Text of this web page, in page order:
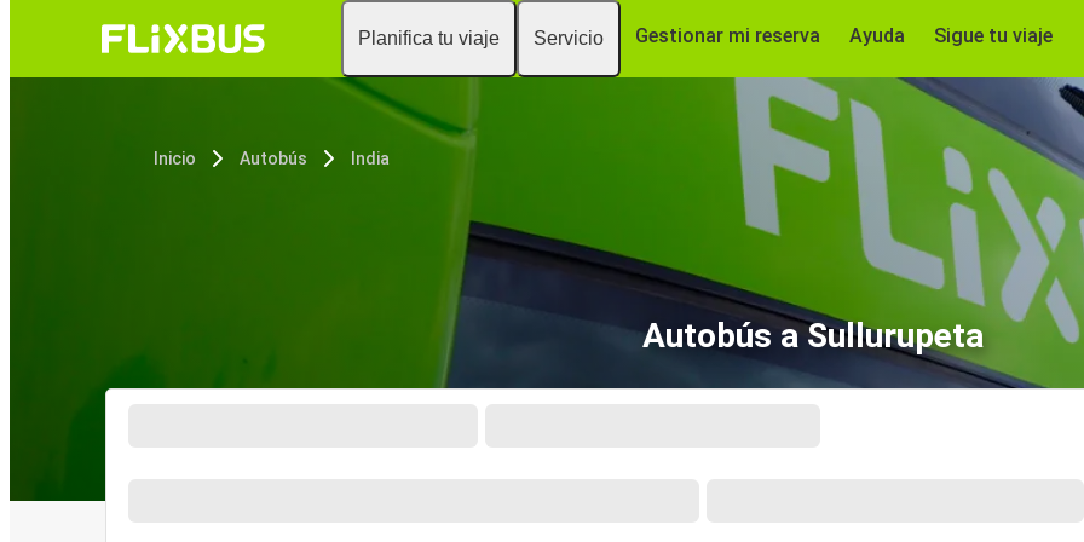
Planifica tu viaje Servicio Gestionar mi reserva Ayuda Sigue tu viaje
Inicio Autobús India
Autobús a Sullurupeta